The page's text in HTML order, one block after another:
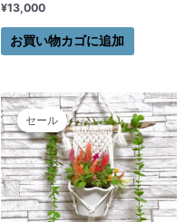
¥13,000
お買い物カゴに追加
セール
セール
元
の
価
格
は
¥5,800
で
し
た。
現
在
の
価
格
は
¥2,800
で
す。